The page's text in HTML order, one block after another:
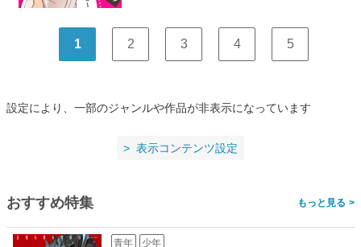
1 2 3 4 5
設定により、一部のジャンルや作品が非表示になっています
表示コンテンツ設定
おすすめ特集 >
青年 少年